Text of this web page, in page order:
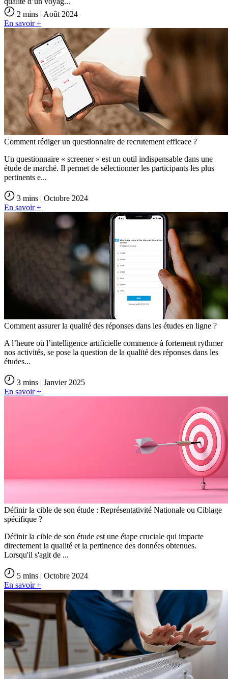
2 mins | Août 2024
En savoir +
Comment rédiger un questionnaire de recrutement efficace ?
Un questionnaire « screener » est un outil indispensable dans une
étude de marché. Il permet de sélectionner les participants les plus
pertinents e...
3 mins | Octobre 2024
En savoir +
Comment assurer la qualité des réponses dans les études en ligne ?
A l’heure où l’intelligence artificielle commence à fortement rythmer
nos activités, se pose la question de la qualité des réponses dans les
études...
3 mins | Janvier 2025
En savoir +
Définir la cible de son étude : Représentativité Nationale ou Ciblage
spécifique ?
Définir la cible de son étude est une étape cruciale qui impacte
directement la qualité et la pertinence des données obtenues.
Lorsqu'il s'agit de ...
5 mins | Octobre 2024
En savoir +